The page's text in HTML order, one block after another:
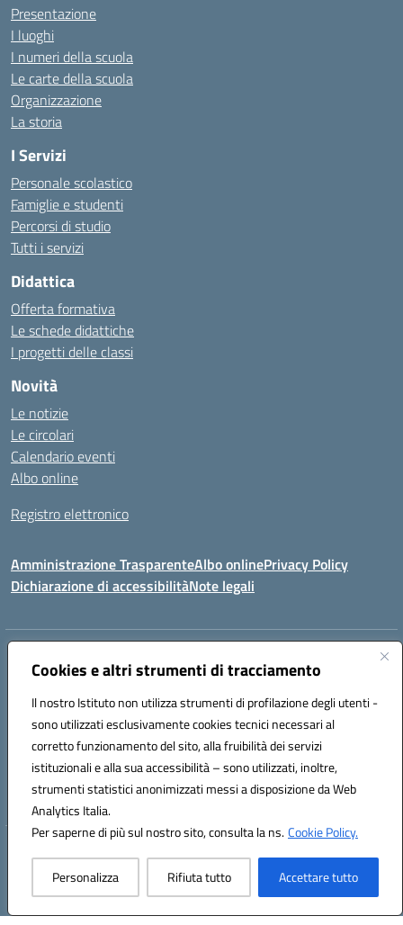
Cookies e altri strumenti di tracciamento
Il nostro Istituto non utilizza strumenti di profilazione degli utenti -
sono utilizzati esclusivamente cookies tecnici necessari al
corretto funzionamento del sito, alla fruibilità dei servizi
istituzionali e alla sua accessibilità – sono utilizzati, inoltre,
strumenti statistici anonimizzati messi a disposizione da Web
Analytics Italia.
Per saperne di più sul nostro sito, consulta la ns.Cookie Policy.
Personalizza Rifiuta tutto Accettare tutto
Presentazione
I luoghi
I numeri della scuola
Le carte della scuola
Organizzazione
La storia
I Servizi
Personale scolastico
Famiglie e studenti
Percorsi di studio
Tutti i servizi
Didattica
Offerta formativa
Le schede didattiche
I progetti delle classi
Novità
Le notizie
Le circolari
Calendario eventi
Albo online
Registro elettronico
Amministrazione TrasparenteAlbo onlinePrivacy Policy
Dichiarazione di accessibilitàNote legali
Centralino:0885799740 Email:fgic822001@istruzione.it
Posta elettronica certificata (PEC):
fgic822001@pec.istruzione.it
Codice fiscale: 90015720718
Codice meccanografico:FGIC822001
Codice Indice delle Pubbliche Amministrazioni (IPA): istsc_fgic822001
Codice unico di fatturazione (CUF): UFSLF2
Concept & Design by Designers Italia